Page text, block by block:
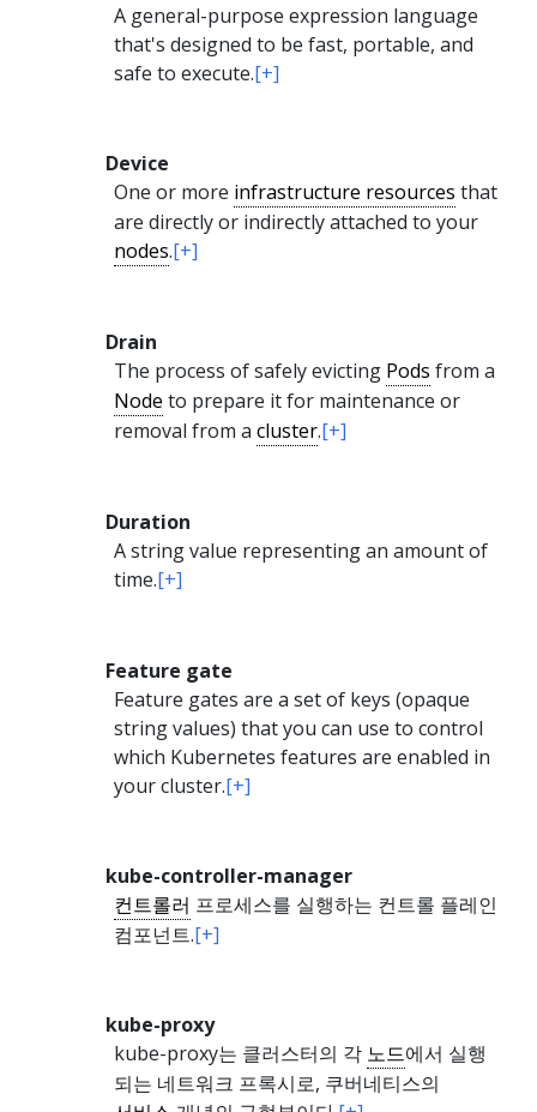
A general-purpose expression language
that's designed to be fast, portable, and
safe to execute.[+]
Device
One or more infrastructure resources that
are directly or indirectly attached to your
nodes.[+]
Drain
The process of safely evicting Pods from a
Node to prepare it for maintenance or
removal from acluster.[+]
Duration
A string value representing an amount of
time.[+]
Feature gate
Feature gates are a set of keys (opaque
string values) that you can use to control
which Kubernetes features are enabled in
your cluster.[+]
kube-controller-manager
컨트롤러 프로세스를 실행하는 컨트롤 플레인
컴포넌트.[+]
kube-proxy
kube-proxy는 클러스터의 각 노드에서 실행
되는 네트워크 프록시로, 쿠버네티스의